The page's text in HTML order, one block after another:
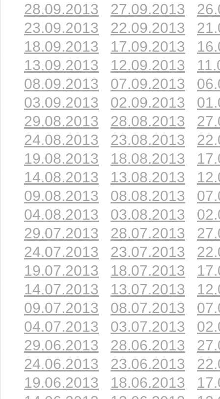
28.09.2013
27.09.2013
23.09.2013
22.09.2013
18.09.2013
17.09.2013
13.09.2013
12.09.2013
08.09.2013
07.09.2013
03.09.2013
02.09.2013
29.08.2013
28.08.2013
24.08.2013
23.08.2013
19.08.2013
18.08.2013
14.08.2013
13.08.2013
09.08.2013
08.08.2013
04.08.2013
03.08.2013
29.07.2013
28.07.2013
24.07.2013
23.07.2013
19.07.2013
18.07.2013
14.07.2013
13.07.2013
09.07.2013
08.07.2013
04.07.2013
03.07.2013
29.06.2013
28.06.2013
24.06.2013
23.06.2013
19.06.2013
18.06.2013